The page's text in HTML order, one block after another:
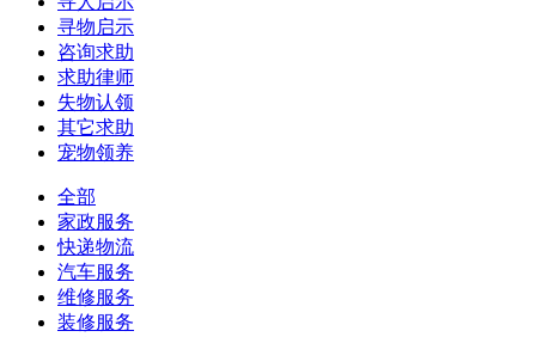
寻物启示
咨询求助
求助律师
失物认领
其它求助
宠物领养
全部
家政服务
快递物流
汽车服务
维修服务
装修服务